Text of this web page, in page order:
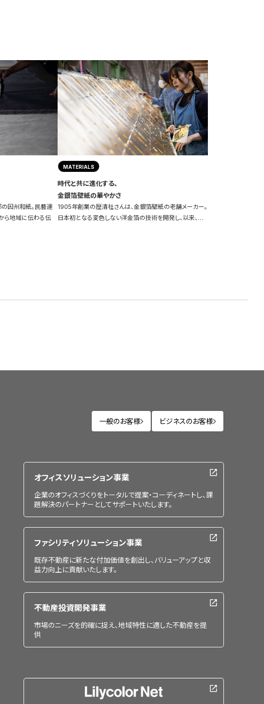
因州和紙。民藝運
ら地域に伝わる伝
MATERIALS
時代と共に進化する、
金銀箔壁紙の華やかさ
1905年創業の歴清社さんは、金銀箔壁紙の老舗メーカー。
日本初となる変色しない洋金箔の技術を開発し、以来、…
一般のお客様 ビジネスのお客様
オフィスソリューション事業
企業のオフィスづくりをトータルで提案・コーディネートし、課
題解決のパートナーとしてサポートいたします。
ファシリティソリューション事業
既存不動産に新たな付加価値を創出し、バリューアップと収
益力向上に貢献いたします。
不動産投資開発事業
市場のニーズを的確に捉え、地域特性に適した不動産を提
供